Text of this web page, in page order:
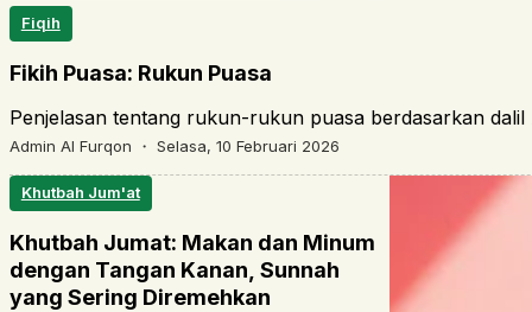
Fiqih
Fikih Puasa: Rukun Puasa
Penjelasan tentang rukun-rukun puasa berdasarkan
Admin Al Furqon ・ Selasa, 10 Februari 2026
Khutbah Jum'at
Khutbah Jumat: Makan dan Minum
dengan Tangan Kanan, Sunnah
yang Sering Diremehkan